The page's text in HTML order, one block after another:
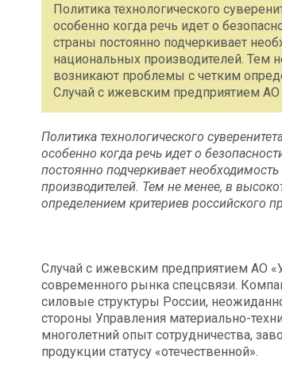
Политика технологического
особенно когда речь идет о
страны постоянно подчеркивает
национальных производителей. Тем
возникают проблемы с четким
Случай с ижевским предприятием АО
Политика технологического
особенно когда речь идет о
постоянно подчеркивает
производителей. Тем не менее, в
определением критериев российского
Случай с ижевским предприятием АО
современного рынка спецсвязи.
силовые структуры России,
стороны Управления материально-
многолетний опыт сотрудничества,
продукции статусу «отечественной».